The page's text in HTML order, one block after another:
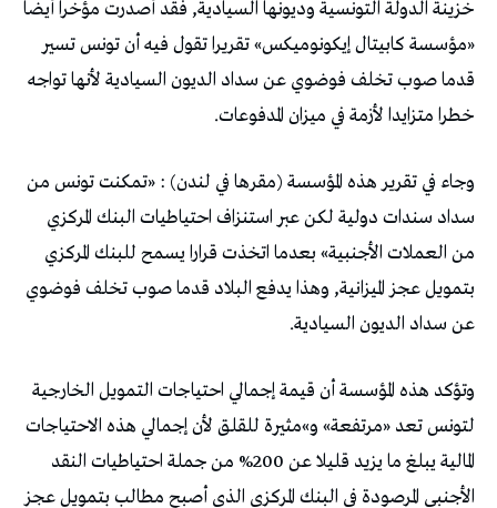
خزينة الدولة التونسية وديونها السيادية, فقد أصدرت مؤخرا أيضا
«مؤسسة كابيتال إيكونوميكس» تقريرا تقول فيه أن تونس تسير
قدما صوب تخلف فوضوي عن سداد الديون السيادية لأنها تواجه
خطرا متزايدا لأزمة في ميزان المدفوعات.
وجاء في تقرير هذه المؤسسة (مقرها في لندن) : «تمكنت تونس من
سداد سندات دولية لكن عبر استنزاف احتياطيات البنك المركزي
من العملات الأجنبية» بعدما اتخذت قرارا يسمح للبنك المركزي
بتمويل عجز الميزانية, وهذا يدفع البلاد قدما صوب تخلف فوضوي
عن سداد الديون السيادية.
وتؤكد هذه المؤسسة أن قيمة إجمالي احتياجات التمويل الخارجية
لتونس تعد «مرتفعة» و»مثيرة للقلق لأن إجمالي هذه الاحتياجات
المالية يبلغ ما يزيد قليلا عن 200% من جملة احتياطيات النقد
الأجنبي المرصودة في البنك المركزي الذي أصبح مطالب بتمويل عجز